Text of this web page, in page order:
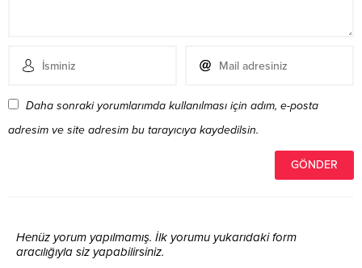
Daha sonraki yorumlarımda kullanılması için adım, e-posta
adresim ve site adresim bu tarayıcıya kaydedilsin.
Henüz yorum yapılmamış. İlk yorumu yukarıdaki form
aracılığıyla siz yapabilirsiniz.